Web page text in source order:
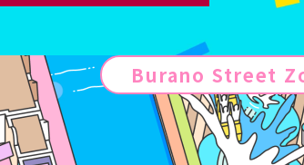
Burano Street